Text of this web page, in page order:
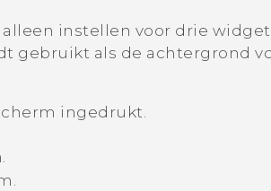
instellen voor drie
gebruikt als de achtergrond
ingedrukt.
.
.